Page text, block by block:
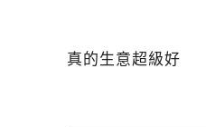
真的生意超級好